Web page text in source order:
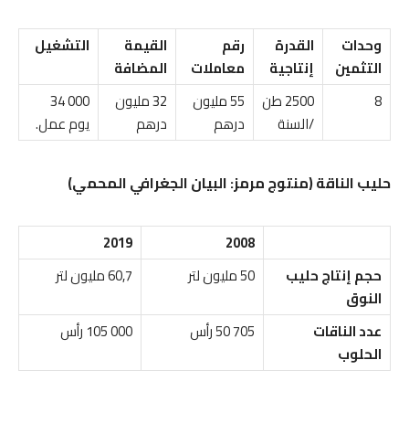
وحدات
التثمين
القدرة
إنتاجية
رقم
معاملات
القيمة
المضافة
التشغيل
8
2500 طن
/السنة
55 مليون
درهم
32 مليون
درهم
000 34
يوم عمل.
حليب الناقة (منتوج مرمز: البيان الجغرافي المحمي)
2008
2019
حجم إنتاج حليب
النوق
50 مليون لتر 60,7 مليون لتر
عدد الناقات
الحلوب
705 50 رأس 000 105 رأس